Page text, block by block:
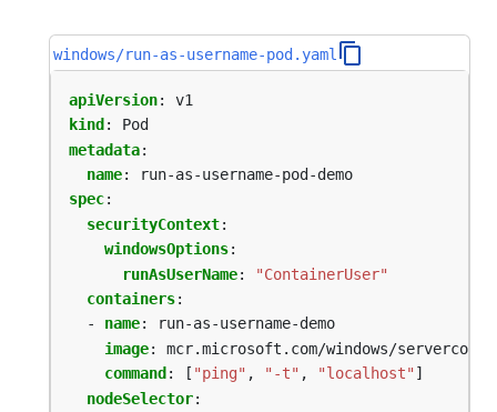
windows/run-as-username-pod.yaml
apiVersion:
v1
kind :
Pod
metadata:
name:
run-as-username-pod-demo
spec:
securityContext:
windowsOptions:
runAsUserName:
"ContainerUser"
containers:
- name:
run-as-username-demo
image:
mcr.microsoft.com/windows/
command : [ "ping" , "-t" , "localhost" ]
nodeSelector: